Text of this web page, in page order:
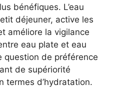
bénéfiques. L’eau
déjeuner, active les
améliore la vigilance
eau plate et eau
question de préférence
de supériorité
termes d’hydratation.